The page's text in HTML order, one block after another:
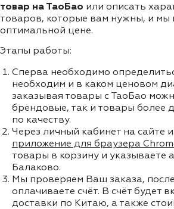
товар на ТаоБао или описать
товаров, которые вам нужны, и мы
оптимальной цене.
Этапы работы:
Сперва необходимо
необходим и в каком ценовом
заказывая товары с ТаоБао
брендовые, так и товары более
по качеству.
Через личный кабинет на сайте
приложение для браузера
товары в корзину и указываете
Балаково.
Мы проверяем Ваш заказа,
оплачиваете счёт. В счёт будет
доставки по Китаю, а также